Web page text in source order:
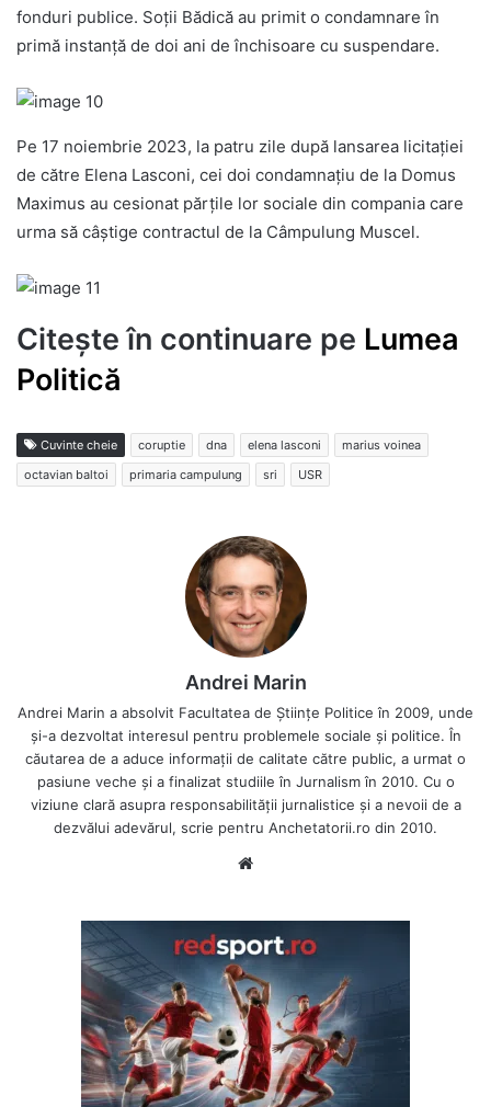
fonduri publice. Soții Bădică au primit o condamnare în
primă instanță de doi ani de închisoare cu suspendare.
Pe 17 noiembrie 2023, la patru zile după lansarea licitației
de către Elena Lasconi, cei doi condamnațiu de la Domus
Maximus au cesionat părțile lor sociale din compania care
urma să câștige contractul de la Câmpulung Muscel.
Citește în continuare pe Lumea
Politică
Cuvinte cheie coruptie dna elena lasconi
marius voinea
octavian baltoi
primaria campulung sri USR
Andrei Marin
Andrei Marin a absolvit Facultatea de Științe Politice în 2009, unde
și-a dezvoltat interesul pentru problemele sociale și politice. În
căutarea de a aduce informații de calitate către public, a urmat o
pasiune veche și a finalizat studiile în Jurnalism în 2010. Cu o
viziune clară asupra responsabilității jurnalistice și a nevoii de a
dezvălui adevărul, scrie pentru Anchetatorii.ro din 2010.